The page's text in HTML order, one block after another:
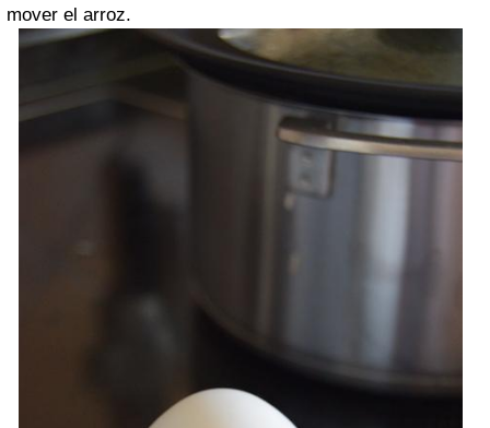
mover el arroz.